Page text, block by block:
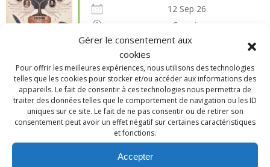
Gérer le consentement aux
cookies
Pour offrir les meilleures expériences, nous utilisons des technologies
telles que les cookies pour stocker et/ou accéder aux informations des
appareils. Le fait de consentir à ces technologies nous permettra de
traiter des données telles que le comportement de navigation ou les ID
uniques sur ce site. Le fait de ne pas consentir ou de retirer son
consentement peut avoir un effet négatif sur certaines caractéristiques
et fonctions.
Accepter
12 Sep 26
Crespin
13e Congrès national de généalogie à Alma
(Québec)
25 Sep 26
alma
Salon de généalogie et d’histoire – Carhaix